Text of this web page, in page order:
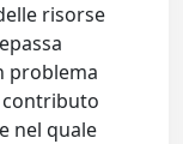
risorse
problema
nel quale